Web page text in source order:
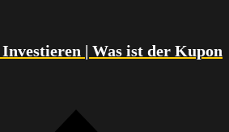
| Was ist der Kupon